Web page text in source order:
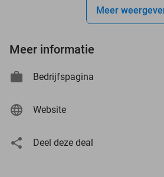
Meer
Meer informatie
Bedrijfspagina
Website
Deel deze deal